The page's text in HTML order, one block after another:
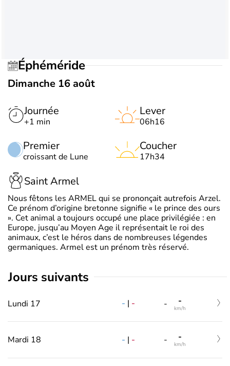
Éphéméride
Dimanche 16 août
Journée
+1 min
Premier
croissant de Lune
Lever
06h16
Coucher
17h34
Saint Armel
Nous fêtons les ARMEL qui se prononçait autrefois Arzel.
Ce prénom d’origine bretonne signifie « le prince des ours
». Cet animal a toujours occupé une place privilégiée : en
Europe, jusqu’au Moyen Age il représentait le roi des
animaux, c’est le héros dans de nombreuses légendes
germaniques. Armel est un prénom très réservé.
jours suivants
Lundi 17 - | - - -
km/h
Mardi 18 - | - - -
km/h